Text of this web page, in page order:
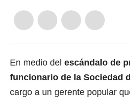
En medio del escándalo de
funcionario de la Sociedad
cargo a un gerente popular